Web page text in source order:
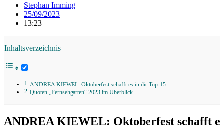
Stephan Imming
25/09/2023
13:23
Inhaltsverzeichnis
ANDREA KIEWEL: Oktoberfest schafft es in die Top-15
Quoten „Fernsehgarten“ 2023 im Überblick
ANDREA KIEWEL: Oktoberfest schafft